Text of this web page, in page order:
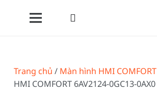
Trang chủ / Màn hình HMI COMFORT
HMI COMFORT 6AV2124-0GC13-0AX0